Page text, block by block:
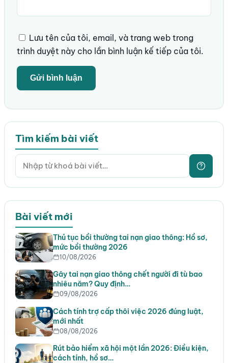
Lưu tên của tôi, email, và trang web trong
trình duyệt này cho lần bình luận kế tiếp của tôi.
Tìm kiếm bài viết
Bài viết mới
Thủ tục bồi thường tai nạn giao thông: Hồ sơ,
mức bồi thường 2026
10/08/2026
Gây tai nạn giao thông chết người đi tù bao
nhiêu năm? Quy định…
09/08/2026
Cách tính trợ cấp thôi việc 2026 đúng luật,
mới nhất
08/08/2026
Rút bảo hiểm xã hội một lần 2026: Điều kiện,
cách tính, hồ sơ…